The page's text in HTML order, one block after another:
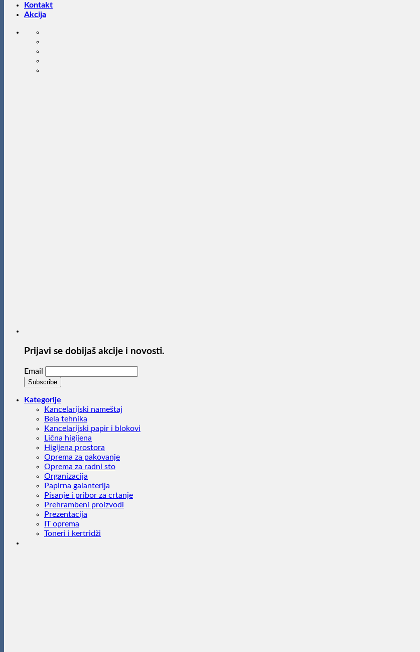
Kontakt
Akcija
Prijavi se dobijaš akcije i novosti.
Email
Kategorije
Kancelarijski nameštaj
Bela tehnika
Kancelarijski papir i blokovi
Lična higijena
Higijena prostora
Oprema za pakovanje
Oprema za radni sto
Organizacija
Papirna galanterija
Pisanje i pribor za crtanje
Prehrambeni proizvodi
Prezentacija
IT oprema
Toneri i kertridži